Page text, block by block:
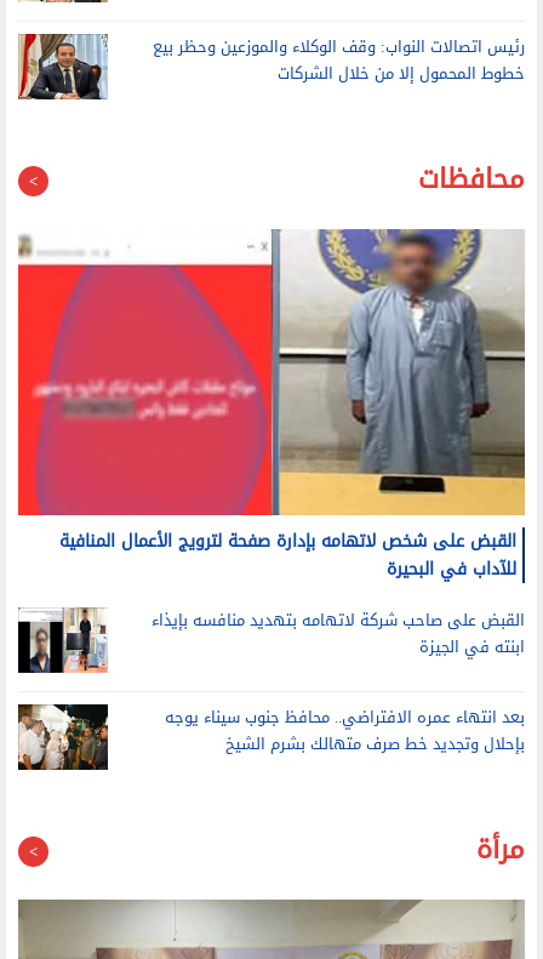
رئيس اتصالات النواب: وقف الوكلاء والموزعين وحظر بيع
خطوط المحمول إلا من خلال الشركات
محافظات
القبض على شخص لاتهامه بإدارة صفحة لترويج الأعمال المنافية
للآداب في البحيرة
القبض على صاحب شركة لاتهامه بتهديد منافسه بإيذاء
ابنته في الجيزة
بعد انتهاء عمره الافتراضي.. محافظ جنوب سيناء يوجه
بإحلال وتجديد خط صرف متهالك بشرم الشيخ
مرأة